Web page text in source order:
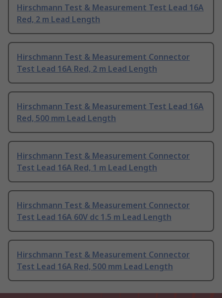
Hirschmann Test & Measurement Test Lead 16A
Red, 2 m Lead Length
Hirschmann Test & Measurement Connector
Test Lead 16A Red, 2 m Lead Length
Hirschmann Test & Measurement Test Lead 16A
Red, 500 mm Lead Length
Hirschmann Test & Measurement Connector
Test Lead 16A Red, 1 m Lead Length
Hirschmann Test & Measurement Connector
Test Lead 16A 60V dc 1.5 m Lead Length
Hirschmann Test & Measurement Connector
Test Lead 16A Red, 500 mm Lead Length